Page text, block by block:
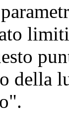
della